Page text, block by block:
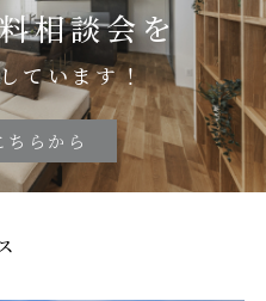
相談会を
ています！
ちらから